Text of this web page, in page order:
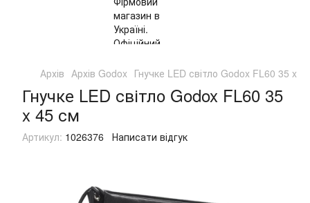
Архів Архів Godox Гнучке LED світло Godox FL60 35 x
Гнучке LED світло Godox FL60 35
x 45 см
Артикул: 1026376 Написати відгук